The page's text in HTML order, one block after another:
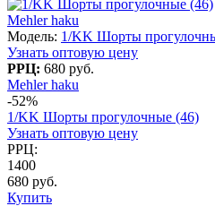
Mehler haku
Модель: 1/KK Шорты
Узнать оптовую цену
РРЦ: 680 руб.
Mehler haku
-52%
1/KK Шорты прогулочные (46)
Узнать оптовую цену
РРЦ:
1400
680 руб.
Купить